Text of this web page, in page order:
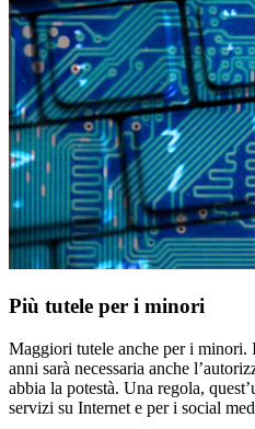
Più tutele per i minori
Maggiori tutele anche per i
anni sarà necessaria anche
abbia la potestà. Una regola,
servizi su Internet e per i social